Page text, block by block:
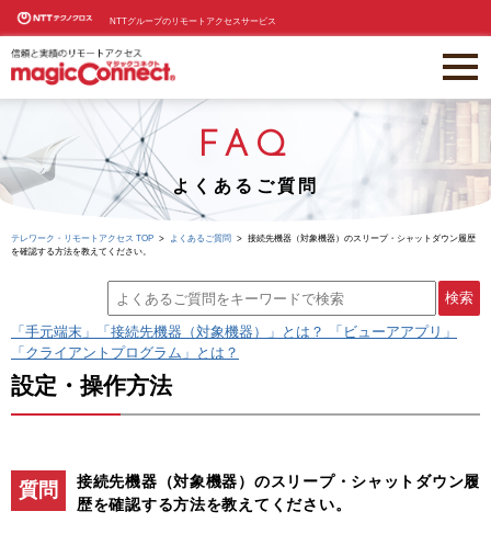
NTTグループのリモートアクセスサービス
FAQ
よくあるご質問
テレワーク・リモートアクセス TOP よくあるご質問
接続先機器（対象機器）のスリープ・シャットダウン履歴
を確認する方法を教えてください。
「手元端末」「接続先機器（対象機器）」とは？ 「ビューアアプリ」
「クライアントプログラム」とは？
設定・操作方法
質問
接続先機器（対象機器）のスリープ・シャットダウン履
歴を確認する方法を教えてください。